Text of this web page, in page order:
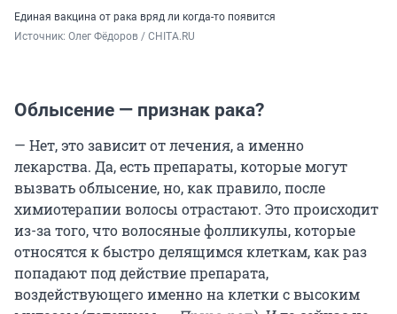
Единая вакцина от рака вряд ли когда-то появится
Источник: Олег Фёдоров / CHITA.RU
Облысение — признак рака?
— Нет, это зависит от лечения, а именно
лекарства. Да, есть препараты, которые могут
вызвать облысение, но, как правило, после
химиотерапии волосы отрастают. Это происходит
из-за того, что волосяные фолликулы, которые
относятся к быстро делящимся клеткам, как раз
попадают под действие препарата,
воздействующего именно на клетки с высоким